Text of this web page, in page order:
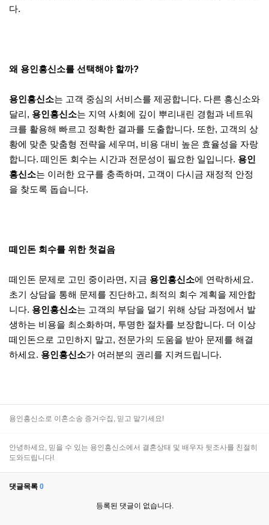
다.
왜 용인흥신소를 선택해야 할까?
용인흥신소는 고객 중심의 서비스를 제공합니다. 다른 흥신소와
달리, 용인흥신소는 지역 사회에 깊이 뿌리내린 경험과 네트워
크를 활용해 빠르고 정확한 결과를 도출합니다. 또한, 고객의 상
황에 맞춘 맞춤형 전략을 세우며, 비용 대비 높은 효율성을 자랑
합니다. 떼인돈 회수는 시간과 전문성이 필요한 일입니다. 용인
흥신소는 이러한 요구를 충족하며, 고객이 다시금 재정적 안정
을 찾도록 돕습니다.
떼인돈 회수를 위한 첫걸음
떼인돈 문제로 고민 중이라면, 지금 용인흥신소에 연락하세요.
초기 상담을 통해 문제를 진단하고, 최적의 회수 계획을 제안합
니다. 용인흥신소는 고객의 부담을 덜기 위해 상담 과정에서 발
생하는 비용을 최소화하며, 투명한 절차를 보장합니다. 더 이상
떼인돈으로 고민하지 말고, 전문가의 도움을 받아 문제를 해결
하세요. 용인흥신소가 여러분의 권리를 지켜드립니다.
용인흥신소로 이혼소송 증거수집, 믿고 맡기세요!
안녕하세요, 믿을 수 있는 용인흥신소에서 결혼상태 및 배우자 뒷조사를 친절히
도와드립니다!
댓글목록 0
등록된 댓글이 없습니다.